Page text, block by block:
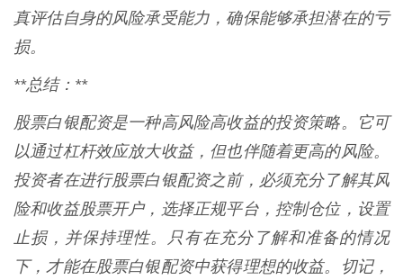
真评估自身的风险承受能力，确保能够承担潜在的亏
损。
**总结：**
股票白银配资是一种高风险高收益的投资策略。它可
以通过杠杆效应放大收益，但也伴随着更高的风险。
投资者在进行股票白银配资之前，必须充分了解其风
险和收益股票开户，选择正规平台，控制仓位，设置
止损，并保持理性。只有在充分了解和准备的情况
下，才能在股票白银配资中获得理想的收益。切记，